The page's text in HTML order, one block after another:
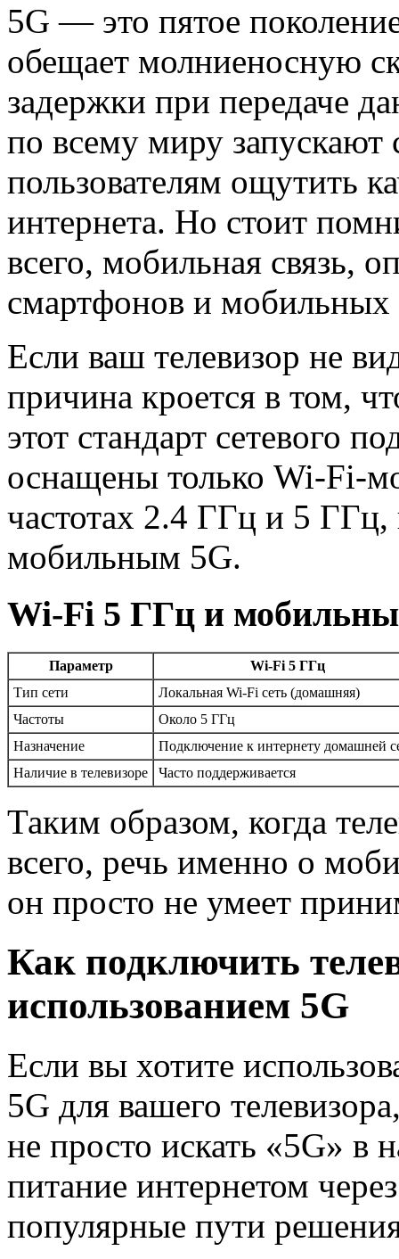
5G — это пятое
обещает молниеносную
задержки при передаче
по всему миру запускают
пользователям ощутить
интернета. Но стоит
всего, мобильная связь,
смартфонов и мобильных
Если ваш телевизор не
причина кроется в том,
этот стандарт сетевого
оснащены только Wi-Fi-
частотах 2.4 ГГц и 5
мобильным 5G.
Wi-Fi 5 ГГц и
Параметр
Wi-Fi 5 ГГц
Тип сети
Локальная Wi-Fi сеть (домашняя)
Частоты
Около 5 ГГц
Назначение
Подключение к интернету домашней
Наличие в телевизоре
Часто поддерживается
Таким образом, когда
всего, речь именно о
он просто не умеет
Как подключить
использованием 5G
Если вы хотите
5G для вашего
не просто искать «5G» в
питание интернетом
популярные пути